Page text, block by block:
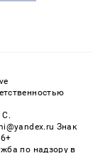
С.
Знак
по надзору в